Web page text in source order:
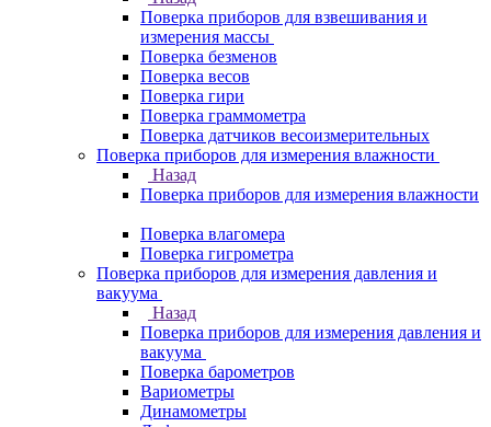
Поверка приборов для взвешивания и
измерения массы
Поверка безменов
Поверка весов
Поверка гири
Поверка граммометра
Поверка датчиков весоизмерительных
Поверка приборов для измерения влажности
Назад
Поверка приборов для измерения влажности
Поверка влагомера
Поверка гигрометра
Поверка приборов для измерения давления и
вакуума
Назад
Поверка приборов для измерения давления и
вакуума
Поверка барометров
Вариометры
Динамометры